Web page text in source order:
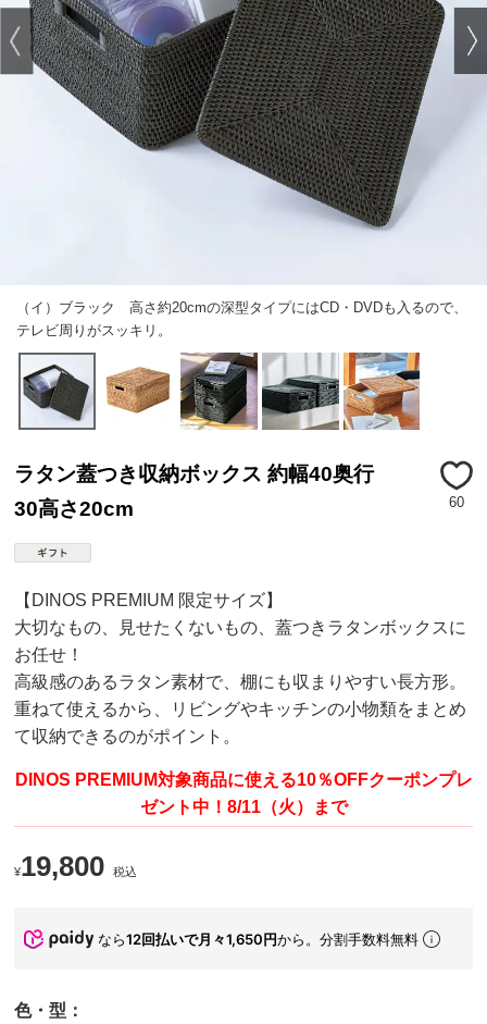
（イ）ブラック 高さ約20cmの深型タイプにはCD・DVDも入るので、
テレビ周りがスッキリ。
ラタン蓋つき収納ボックス 約幅40奥行
30高さ20cm
60
【DINOS PREMIUM 限定サイズ】
大切なもの、見せたくないもの、蓋つきラタンボックスに
お任せ！
高級感のあるラタン素材で、棚にも収まりやすい長方形。
重ねて使えるから、リビングやキッチンの小物類をまとめ
て収納できるのがポイント。
DINOS PREMIUM対象商品に使える10％OFFクーポンプレ
ゼント中！8/11（火）まで
¥19,800 税込
なら12回払いで月々1,650円から。分割手数料無料
色・型：